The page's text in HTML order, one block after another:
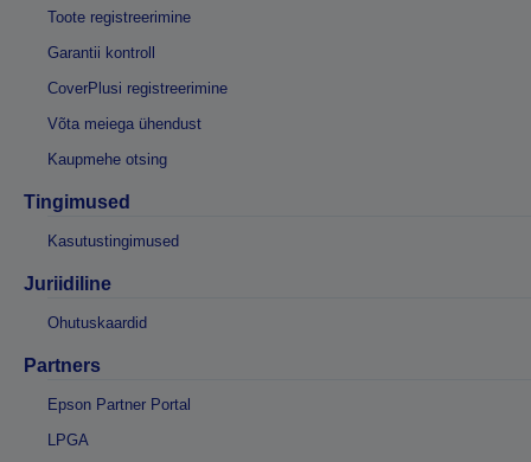
Toote registreerimine
Garantii kontroll
CoverPlusi registreerimine
Võta meiega ühendust
Kaupmehe otsing
Tingimused
Kasutustingimused
Juriidiline
Ohutuskaardid
Partners
Epson Partner Portal
LPGA